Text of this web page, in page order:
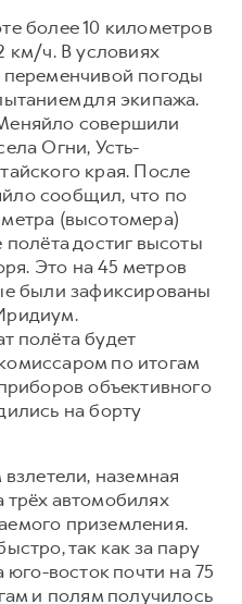
более 10 километров
км/ч. В условиях
погоды
для экипажа.
совершили
Огни, Усть-
края. После
сообщил, что по
(высотомера)
достиг высоты
Это на 45 метров
были зафиксированы
полёта будет
по итогам
объективного
на борту
наземная
автомобилях
приземления.
так как за пару
юго-восток почти на 75
и полям получилось